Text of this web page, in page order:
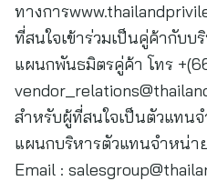
ทางการ
ที่สนใจเข้าร่วมเป็นคู่ค้ากับ
แผนกพันธมิตรคู่ค้า โทร
สำหรับผู้ที่สนใจเป็นตัวแทน
แผนกบริหารตัวแทนจำหน่า
Email :